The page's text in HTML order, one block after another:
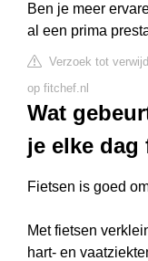
Ben je meer
al een prima
Verzoek tot
op fitchef.nl
Wat
je elke dag
Fietsen is goed
Met fietsen
hart- en